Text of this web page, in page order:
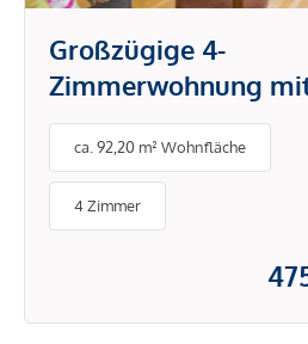
Großzügige 4-
Zimmerwohnung
schöner Südwest-
Bregenz
ca. 92,20 m² Wohnfläche
4 Zimmer